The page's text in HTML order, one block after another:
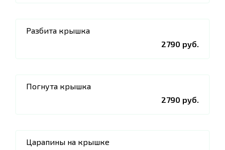
Разбита крышка
2790 руб.
Погнута крышка
2790 руб.
Царапины на крышке